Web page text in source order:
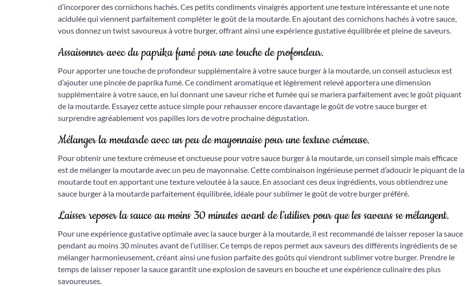
d’incorporer des cornichons hachés. Ces petits condiments vinaigrés apportent une texture intéressante et une note
acidulée qui viennent parfaitement compléter le goût de la moutarde. En ajoutant des cornichons hachés à votre sauce,
vous donnez un twist savoureux à votre burger, offrant ainsi une expérience gustative équilibrée et pleine de saveurs.
Assaisonner avec du paprika fumé pour une touche de profondeur.
Pour apporter une touche de profondeur supplémentaire à votre sauce burger à la moutarde, un conseil astucieux est
d’ajouter une pincée de paprika fumé. Ce condiment aromatique et légèrement relevé apportera une dimension
supplémentaire à votre sauce, en lui donnant une saveur riche et fumée qui se mariera parfaitement avec le goût piquant
de la moutarde. Essayez cette astuce simple pour rehausser encore davantage le goût de votre sauce burger et
surprendre agréablement vos papilles lors de votre prochaine dégustation.
Mélanger la moutarde avec un peu de mayonnaise pour une texture crémeuse.
Pour obtenir une texture crémeuse et onctueuse pour votre sauce burger à la moutarde, un conseil simple mais efficace
est de mélanger la moutarde avec un peu de mayonnaise. Cette combinaison ingénieuse permet d’adoucir le piquant de la
moutarde tout en apportant une texture veloutée à la sauce. En associant ces deux ingrédients, vous obtiendrez une
sauce burger à la moutarde parfaitement équilibrée, idéale pour sublimer le goût de votre burger préféré.
Laisser reposer la sauce au moins 30 minutes avant de l’utiliser pour que les saveurs se mélangent.
Pour une expérience gustative optimale avec la sauce burger à la moutarde, il est recommandé de laisser reposer la sauce
pendant au moins 30 minutes avant de l’utiliser. Ce temps de repos permet aux saveurs des différents ingrédients de se
mélanger harmonieusement, créant ainsi une fusion parfaite des goûts qui viendront sublimer votre burger. Prendre le
temps de laisser reposer la sauce garantit une explosion de saveurs en bouche et une expérience culinaire des plus
savoureuses.